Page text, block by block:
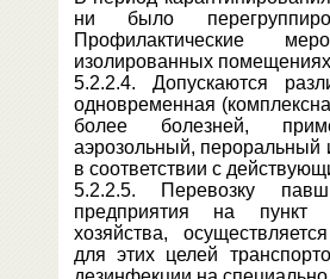
ни было
Профилактические
изолированных
5.2.2.4. Допускаются
одновременная
более болезней,
аэрозольный, пероральный
в соответствии с
5.2.2.5. Перевозку
предприятия на пункт
хозяйства,
для этих целей